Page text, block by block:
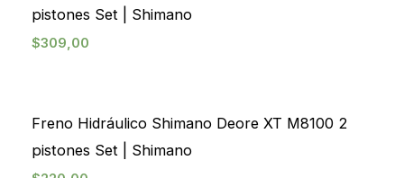
pistones Set | Shimano
$309,00
Freno Hidráulico Shimano Deore XT M8100 2
pistones Set | Shimano
era:
$195,00.
es:
$173,00.
era:
$149,00.
es:
$134,99.
desde
$74,50
desde
$40,00
desde
$27,00
desde
$22,00